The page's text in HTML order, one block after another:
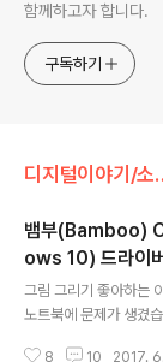
함께하고자 합니다.
구독하기
디지털
뱀부(Bamboo)
ows 10) 드라이
그림 그리기 좋아하는
노트북에 문제가 생겼
8 10 2017.